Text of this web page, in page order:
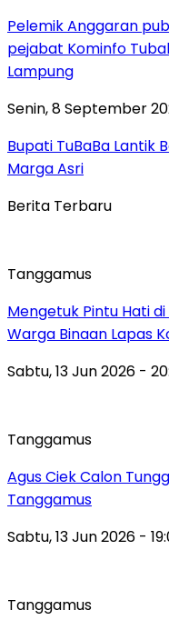
Pelemik Anggaran
pejabat Kominfo
Lampung
Senin, 8 September
Bupati TuBaBa Lantik
Marga Asri
Berita Terbaru
Tanggamus
Mengetuk Pintu Hati
Warga Binaan Lapas
Sabtu, 13 Jun 2026 -
Tanggamus
Agus Ciek Calon
Tanggamus
Sabtu, 13 Jun 2026 -
Tanggamus